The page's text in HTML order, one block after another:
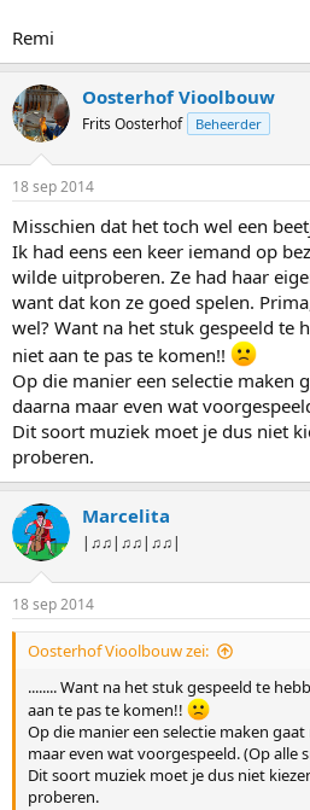
Remi
Oosterhof Vioolbouw
Frits Oosterhof Beheerder
18 sep 2014
Misschien dat het toch wel een
Ik had eens een keer iemand op
wilde uitproberen. Ze had haar
want dat kon ze goed spelen.
wel? Want na het stuk gespeeld te
niet aan te pas te komen!!
Op die manier een selectie maken
daarna maar even wat
Dit soort muziek moet je dus niet
proberen.
Marcelita
|♫♫|♫♫|♫♫|
18 sep 2014
Oosterhof Vioolbouw zei:
........ Want na het stuk gespeeld te
aan te pas te komen!!
Op die manier een selectie maken
maar even wat voorgespeeld. (Op alle
Dit soort muziek moet je dus niet
proberen.